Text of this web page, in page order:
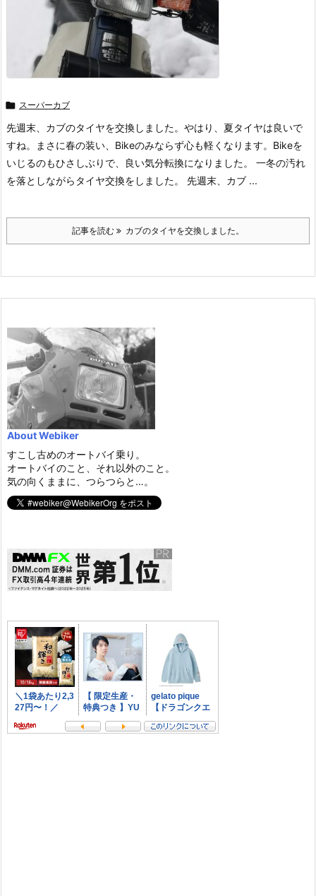
 スーパーカブ
先週末、カブのタイヤを交換しました。やはり、夏タイヤは良いで
すね。まさに春の装い、Bikeのみならず心も軽くなります。Bikeを
いじるのもひさしぶりで、良い気分転換になりました。 一冬の汚れ
を落としながらタイヤ交換をしました。 先週末、カブ ...
記事を読む カブのタイヤを交換しました。
About Webiker
すこし古めのオートバイ乗り。
オートバイのこと、それ以外のこと。
気の向くままに、つらつらと…。